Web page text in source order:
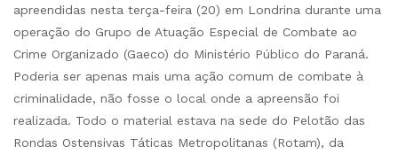
apreendidas nesta terça-feira (20) em Londrina durante uma
operação do Grupo de Atuação Especial de Combate ao
Crime Organizado (Gaeco) do Ministério Público do Paraná.
Poderia ser apenas mais uma ação comum de combate à
criminalidade, não fosse o local onde a apreensão foi
realizada. Todo o material estava na sede do Pelotão das
Rondas Ostensivas Táticas Metropolitanas (Rotam), da